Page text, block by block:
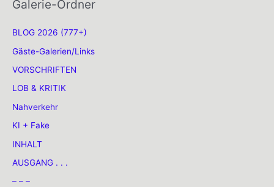
Galerie-Ordner
BLOG 2026 (777+)
Gäste-Galerien/Links
VORSCHRIFTEN
LOB & KRITIK
Nahverkehr
KI + Fake
INHALT
AUSGANG . . .
– – –